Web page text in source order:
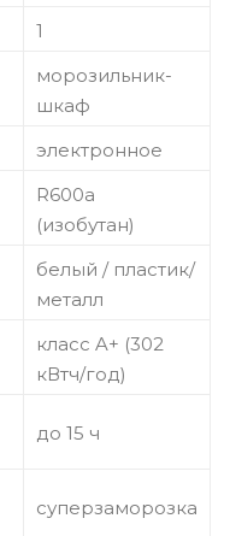
1
морозильник-
шкаф
электронное
R600a
(изобутан)
белый / пластик/
металл
класс A+ (302
кВтч/год)
до 15 ч
суперзаморозка